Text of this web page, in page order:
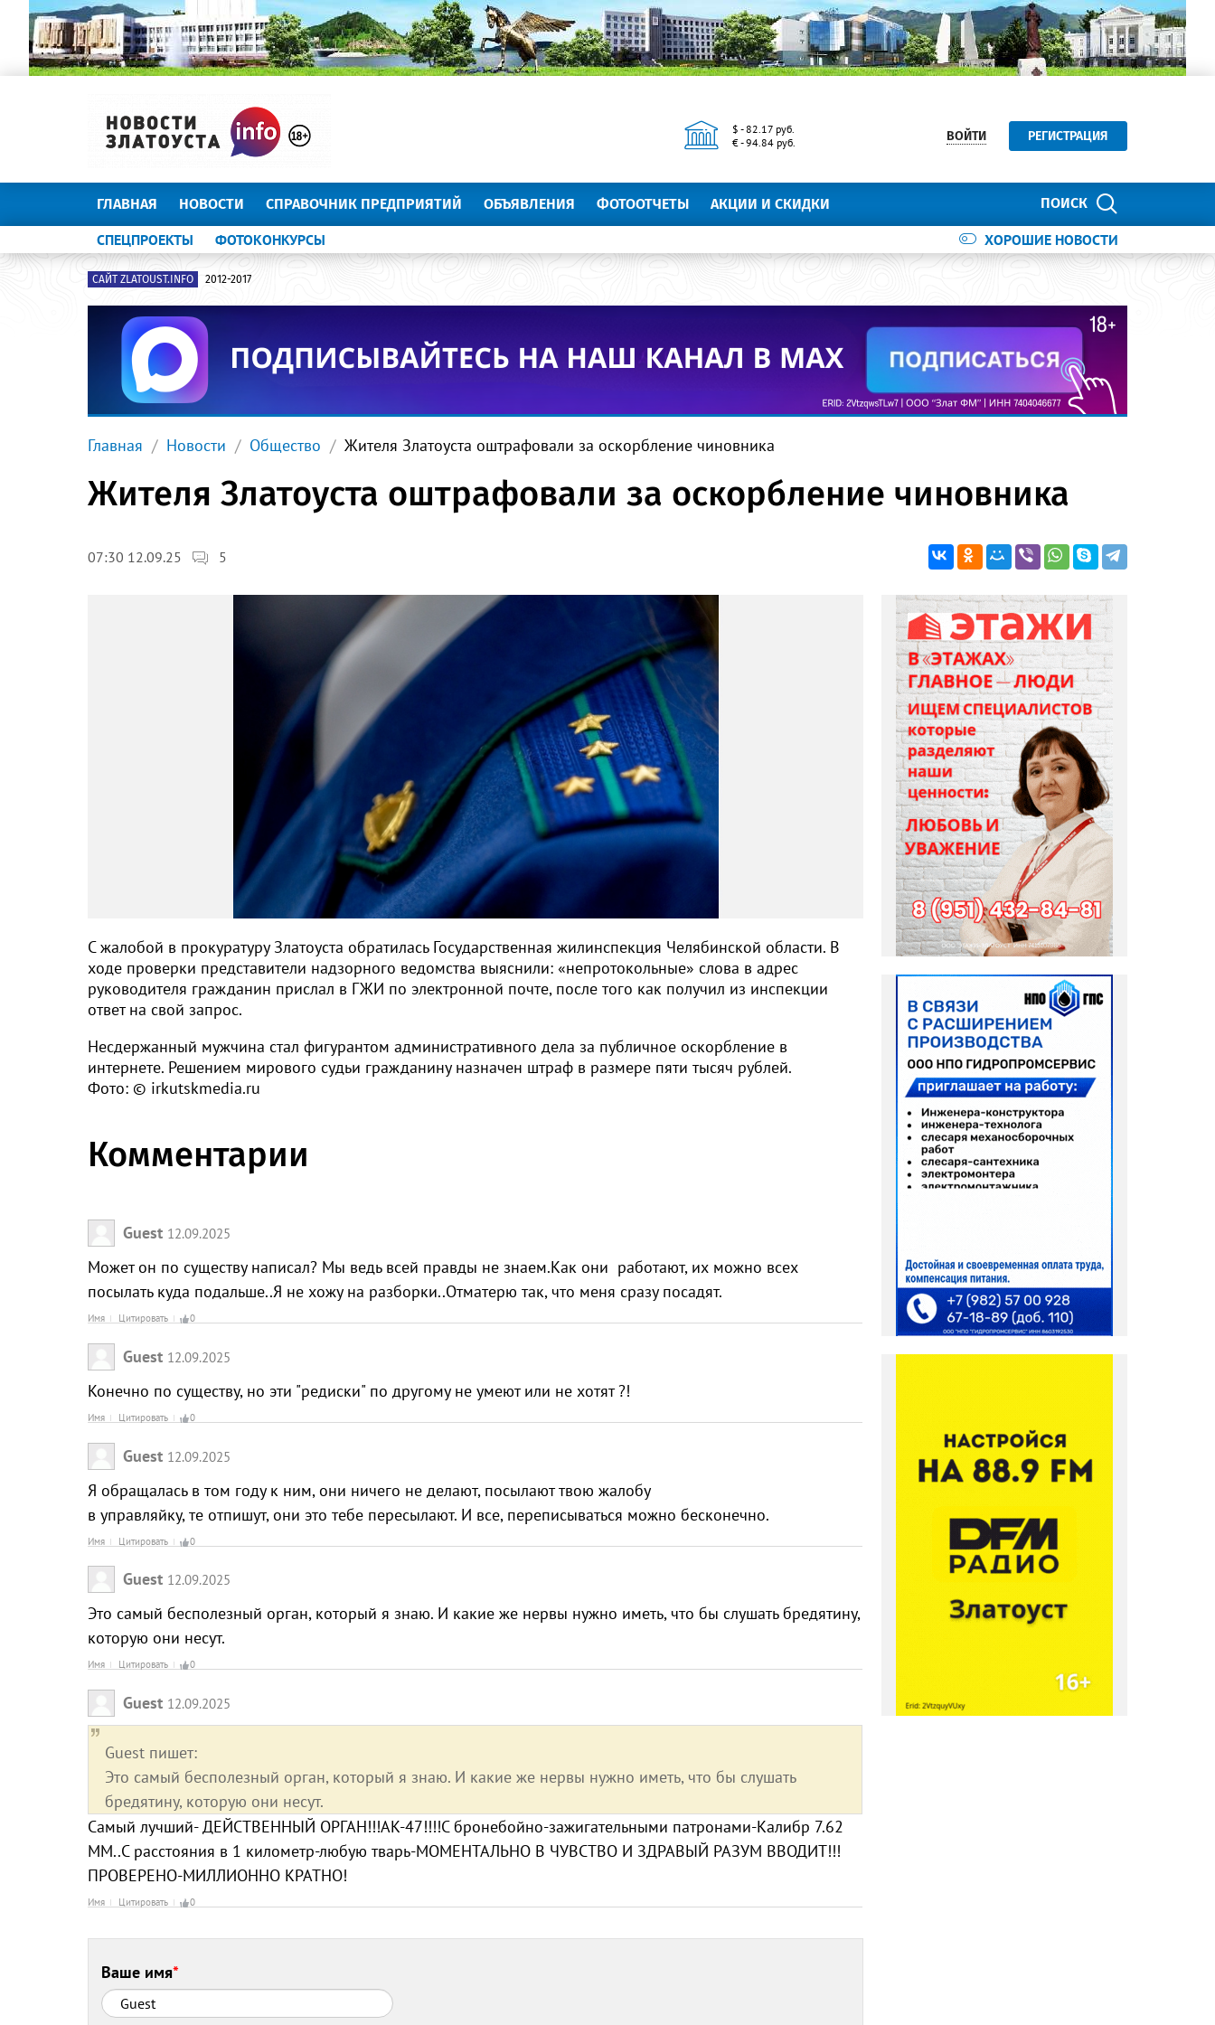
$ - 82.17 руб.
€ - 94.84 руб.
ВОЙТИ РЕГИСТРАЦИЯ
ПОИСК
ГЛАВНАЯ НОВОСТИ СПРАВОЧНИК ПРЕДПРИЯТИЙ ОБЪЯВЛЕНИЯ ФОТООТЧЕТЫ АКЦИИ И СКИДКИ
ХОРОШИЕ НОВОСТИ
СПЕЦПРОЕКТЫ ФОТОКОНКУРСЫ
САЙТ ZLATOUST.INFO 2012-2017
Главная Новости Общество Жителя Златоуста оштрафовали за оскорбление чиновника
Жителя Златоуста оштрафовали за оскорбление чиновника
07:30 12.09.25 5
С жалобой в прокуратуру Златоуста обратилась Государственная жилинспекция Челябинской области. В
ходе проверки представители надзорного ведомства выяснили: «непротокольные» слова в адрес
руководителя гражданин прислал в ГЖИ по электронной почте, после того как получил из инспекции
ответ на свой запрос.
Несдержанный мужчина стал фигурантом административного дела за публичное оскорбление в
интернете. Решением мирового судьи гражданину назначен штраф в размере пяти тысяч рублей.
Фото: © irkutskmedia.ru
Комментарии
Guest 12.09.2025
Может он по существу написал? Мы ведь всей правды не знаем.Как они работают, их можно всех
посылать куда подальше..Я не хожу на разборки..Отматерю так, что меня сразу посадят.
Имя Цитировать 0
Guest 12.09.2025
Конечно по существу, но эти "редиски" по другому не умеют или не хотят ?!
Имя Цитировать 0
Guest 12.09.2025
Я обращалась в том году к ним, они ничего не делают, посылают твою жалобу
в управляйку, те отпишут, они это тебе пересылают. И все, переписываться можно бесконечно.
Имя Цитировать 0
Guest 12.09.2025
Это самый бесполезный орган, который я знаю. И какие же нервы нужно иметь, что бы слушать бредятину,
которую они несут.
Имя Цитировать 0
Guest 12.09.2025
Guest пишет:
Это самый бесполезный орган, который я знаю. И какие же нервы нужно иметь, что бы слушать
бредятину, которую они несут.
Самый лучший- ДЕЙСТВЕННЫЙ ОРГАН!!!АК-47!!!!С бронебойно-зажигательными патронами-Калибр 7.62
ММ..С расстояния в 1 километр-любую тварь-МОМЕНТАЛЬНО В ЧУВСТВО И ЗДРАВЫЙ РАЗУМ ВВОДИТ!!!
ПРОВЕРЕНО-МИЛЛИОННО КРАТНО!
Имя Цитировать 0
Ваше имя*